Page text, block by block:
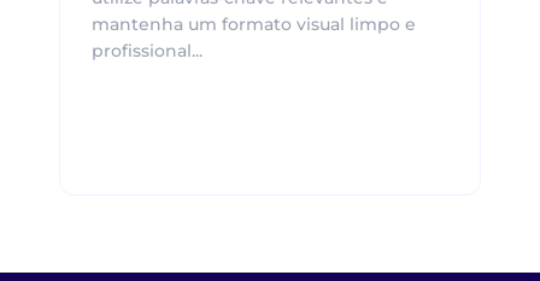
mantenha um formato visual limpo e
profissional...